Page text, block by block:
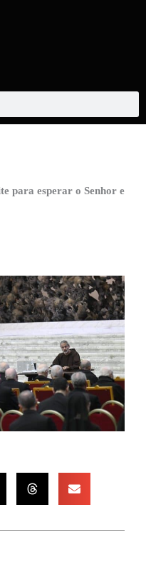
para esperar o Senhor e